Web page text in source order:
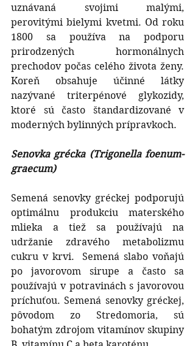
uznávaná svojimi malými,
perovitými bielymi kvetmi. Od roku
1800 sa používa na podporu
prirodzených hormonálnych
prechodov počas celého života ženy.
Koreň obsahuje účinné látky
nazývané triterpénové glykozidy,
ktoré sú často štandardizované v
moderných bylinných prípravkoch.
Senovka grécka (Trigonella foenum-
graecum)
Semená senovky gréckej podporujú
optimálnu produkciu materského
mlieka a tiež sa používajú na
udržanie zdravého metabolizmu
cukru v krvi.  Semená slabo voňajú
po javorovom sirupe a často sa
používajú v potravinách s javorovou
príchuťou. Semená senovky gréckej,
pôvodom zo Stredomoria, sú
bohatým zdrojom vitamínov skupiny